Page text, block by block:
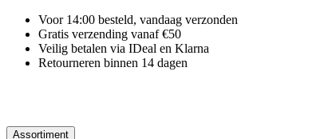
Voor 14:00 besteld, vandaag verzonden
Gratis verzending vanaf €50
Veilig betalen via IDeal en Klarna
Retourneren binnen 14 dagen
Assortiment